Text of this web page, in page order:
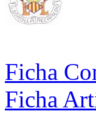
Ficha
Ficha